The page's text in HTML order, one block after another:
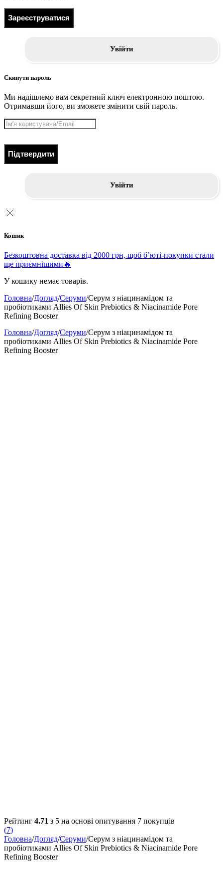
Зареєструватися
Увійти
Скинути пароль
Ми надішлемо вам секретний ключ електронною поштою.
Отримавши його, ви зможете змінити свій пароль.
Підтвердити
Увійти
Кошик
Безкоштовна доставка від 2000 грн, щоб б’юті-покупки стали
ще приємнішими🔥
У кошику немає товарів.
Головна/Догляд/Серуми/Серум з ніацинамідом та
пробіотиками Allies Of Skin Prebiotics & Niacinamide Pore
Refining Booster
Головна/Догляд/Серуми/Серум з ніацинамідом та
пробіотиками Allies Of Skin Prebiotics & Niacinamide Pore
Refining Booster
Рейтинг 4.71 з 5 на основі опитування 7 покупців
(7)
Головна/Догляд/Серуми/Серум з ніацинамідом та
пробіотиками Allies Of Skin Prebiotics & Niacinamide Pore
Refining Booster